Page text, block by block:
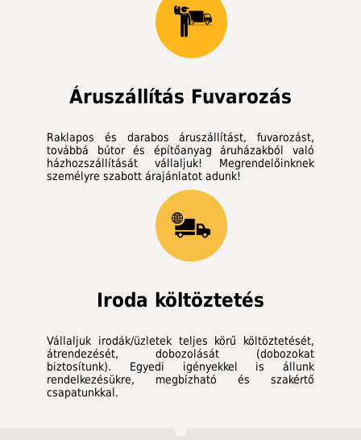
Áruszállítás Fuvarozás
Raklapos és darabos áruszállítást, fuvarozást,
továbbá bútor és építőanyag áruházakból való
házhozszállítását vállaljuk! Megrendelőinknek
személyre szabott árajánlatot adunk!
Iroda költöztetés
Vállaljuk irodák/üzletek teljes körű költöztetését,
átrendezését, dobozolását (dobozokat
biztosítunk). Egyedi igényekkel is állunk
rendelkezésükre, megbízható és szakértő
csapatunkkal.